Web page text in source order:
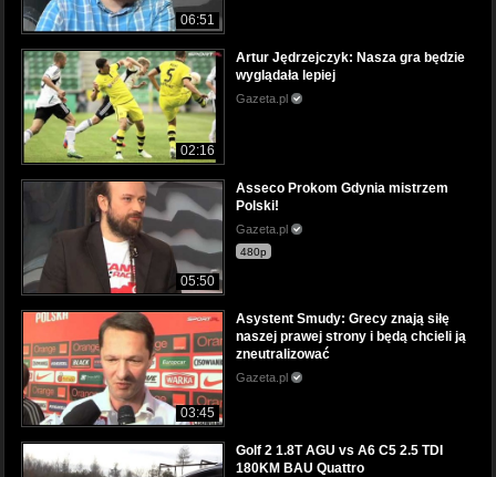
06:51
02:16
Artur Jędrzejczyk: Nasza gra będzie
wyglądała lepiej
Gazeta.pl
05:50
Asseco Prokom Gdynia mistrzem
Polski!
Gazeta.pl
480p
03:45
Asystent Smudy: Grecy znają siłę
naszej prawej strony i będą chcieli ją
zneutralizować
Gazeta.pl
Golf 2 1.8T AGU vs A6 C5 2.5 TDI
180KM BAU Quattro